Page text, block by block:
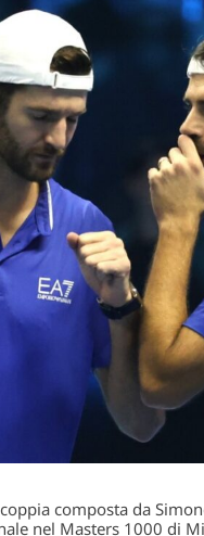
composta da
nel Masters 1000 di